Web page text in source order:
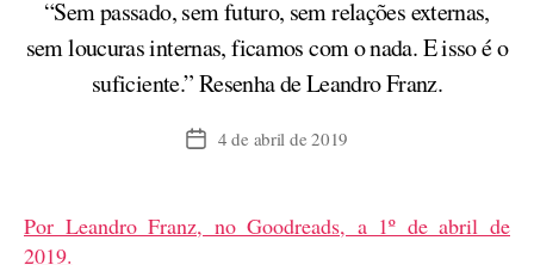
“Sem passado, sem futuro, sem relações externas,
sem loucuras internas, ficamos com o nada. E isso é o
suficiente.” Resenha de Leandro Franz.
Data4 de abril de 2019
Por Leandro Franz, no Goodreads, a 1º de abril de
2019.